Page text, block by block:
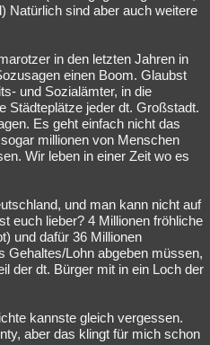
Natürlich sind aber auch weitere
in den letzten Jahren in
einen Boom. Glaubst
und Sozialämter, in die
Städteplätze jeder dt. Großstadt.
Es geht einfach nicht das
millionen von Menschen
Wir leben in einer Zeit wo es
und man kann nicht auf
euch lieber? 4 Millionen fröhliche
und dafür 36 Millionen
Gehaltes/Lohn abgeben müssen,
der dt. Bürger mit in ein Loch der
kannste gleich vergessen.
aber das klingt für mich schon